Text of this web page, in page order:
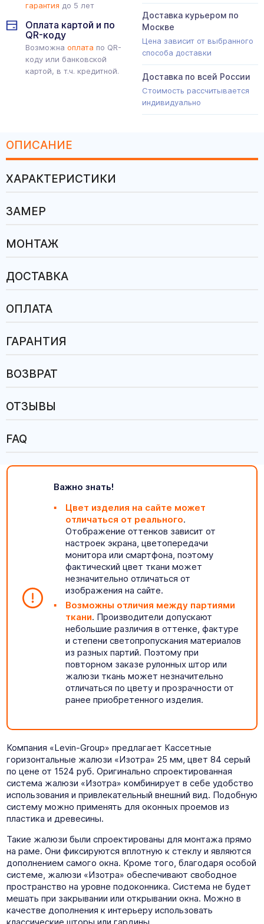
гарантия до 5 лет
Оплата картой и по
QR-коду
Возможна оплата по QR-
коду или банковской
картой, в т.ч. кредитной.
Доставка курьером по
Москве
Цена зависит от выбранного
способа доставки
Доставка по всей России
Стоимость рассчитывается
индивидуально
ОПИСАНИЕ
ХАРАКТЕРИСТИКИ
ЗАМЕР
МОНТАЖ
ДОСТАВКА
ОПЛАТА
ГАРАНТИЯ
ВОЗВРАТ
ОТЗЫВЫ
FAQ
Важно знать!
Цвет изделия на сайте может
отличаться от реального.
Отображение оттенков зависит от
настроек экрана, цветопередачи
монитора или смартфона, поэтому
фактический цвет ткани может
незначительно отличаться от
изображения на сайте.
Возможны отличия между партиями
ткани. Производители допускают
небольшие различия в оттенке, фактуре
и степени светопропускания материалов
из разных партий. Поэтому при
повторном заказе рулонных штор или
жалюзи ткань может незначительно
отличаться по цвету и прозрачности от
ранее приобретенного изделия.
Компания «Levin-Group» предлагает Кассетные
горизонтальные жалюзи «Изотра» 25 мм, цвет 84 серый
по цене от 1524 руб. Оригинально спроектированная
система жалюзи «Изотра» комбинирует в себе удобство
использования и привлекательный внешний вид. Подобную
систему можно применять для оконных проемов из
пластика и древесины.
Такие жалюзи были спроектированы для монтажа прямо
на раме. Они фиксируются вплотную к стеклу и являются
дополнением самого окна. Кроме того, благодаря особой
системе, жалюзи «Изотра» обеспечивают свободное
пространство на уровне подоконника. Система не будет
мешать при закрывании или открывании окна. Можно в
качестве дополнения к интерьеру использовать